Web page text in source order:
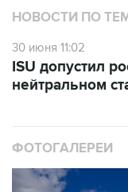
НОВОСТИ ПО
30 июня 11:02
ISU допустил
нейтральном
ФОТОГАЛЕРЕИ